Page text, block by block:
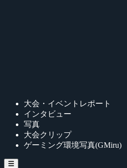
大会・イベントレポート
インタビュー
写真
大会クリップ
ゲーミング環境写真(GMiru)